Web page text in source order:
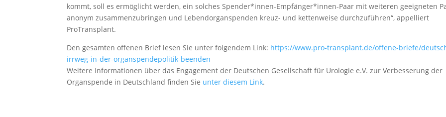
kommt, soll es ermöglicht werden, ein solches Spender*innen-Empfänger*innen-Paar mit weiteren geeigneten
anonym zusammenzubringen und Lebendorganspenden kreuz- und kettenweise durchzuführen“, appelliert
ProTransplant.
Den gesamten offenen Brief lesen Sie unter folgendem Link: https://www.pro-transplant.de/offene-briefe/
irrweg-in-der-organspendepolitik-beenden
Weitere Informationen über das Engagement der Deutschen Gesellschaft für Urologie e.V. zur Verbesserung der
Organspende in Deutschland finden Sie unter diesem Link.